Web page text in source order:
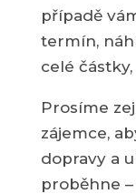
případě
termín,
celé
Prosíme
zájemce,
dopravy a
proběhne